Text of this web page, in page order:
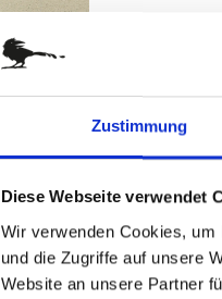
Zustimmung
Diese Webseite verwendet
Wir verwenden Cookies,
und die Zugriffe auf unsere
Website an unsere Partner